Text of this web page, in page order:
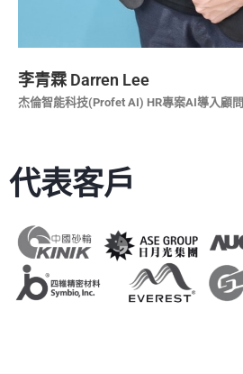
李青霖 Darren Lee
杰倫智能科技(Profet AI) HR專案AI導入顧問
代表客戶